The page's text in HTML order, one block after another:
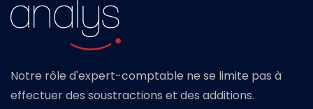
Notre rôle d'expert-comptable ne se limite pas à
effectuer des soustractions et des additions.